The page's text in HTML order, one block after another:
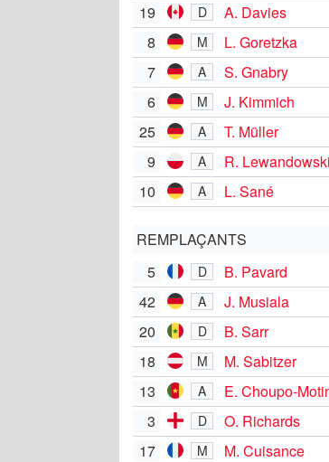
19
D A. Davies
8 M L. Goretzka
7 A S. Gnabry
6 M
J. Kimmich
25
A
T. Müller
9
A R. Lewandowski
10 A L. Sané
REMPLAÇANTS
5
D B. Pavard
42 A J. Musiala
20 D B. Sarr
18 M M. Sabitzer
13 A E. Choupo-
3 D
O. Richards
17
M
M. Cuisance